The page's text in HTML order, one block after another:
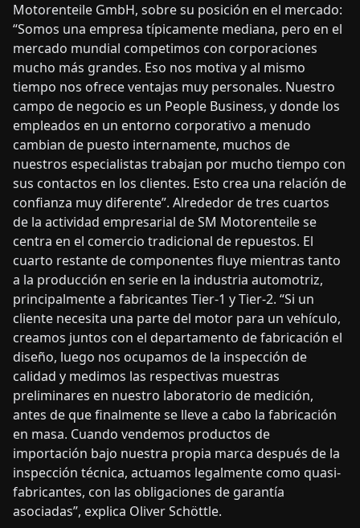
Motorenteile GmbH, sobre su posición en el mercado:
“Somos una empresa típicamente mediana, pero en el
mercado mundial competimos con corporaciones
mucho más grandes. Eso nos motiva y al mismo
tiempo nos ofrece ventajas muy personales. Nuestro
campo de negocio es un People Business, y donde los
empleados en un entorno corporativo a menudo
cambian de puesto internamente, muchos de
nuestros especialistas trabajan por mucho tiempo con
sus contactos en los clientes. Esto crea una relación de
confianza muy diferente”. Alrededor de tres cuartos
de la actividad empresarial de SM Motorenteile se
centra en el comercio tradicional de repuestos. El
cuarto restante de componentes fluye mientras tanto
a la producción en serie en la industria automotriz,
principalmente a fabricantes Tier-1 y Tier-2. “Si un
cliente necesita una parte del motor para un vehículo,
creamos juntos con el departamento de fabricación el
diseño, luego nos ocupamos de la inspección de
calidad y medimos las respectivas muestras
preliminares en nuestro laboratorio de medición,
antes de que finalmente se lleve a cabo la fabricación
en masa. Cuando vendemos productos de
importación bajo nuestra propia marca después de la
inspección técnica, actuamos legalmente como quasi-
fabricantes, con las obligaciones de garantía
asociadas”, explica Oliver Schöttle.